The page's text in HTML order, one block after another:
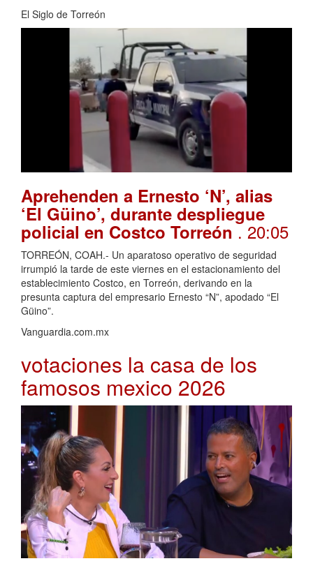
El Siglo de Torreón
Aprehenden a Ernesto ‘N’, alias
‘El Güino’, durante despliegue
policial en Costco Torreón. 20:05
TORREÓN, COAH.- Un aparatoso operativo de seguridad
irrumpió la tarde de este viernes en el estacionamiento del
establecimiento Costco, en Torreón, derivando en la
presunta captura del empresario Ernesto “N”, apodado “El
Güino”.
Vanguardia.com.mx
votaciones la casa de los
famosos mexico 2026